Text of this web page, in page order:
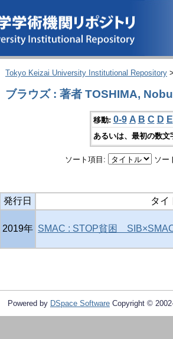
Tokyo Keizai University Institutional Repository
ブラウズ : 著者 TOSHIMA,
移動: 0-9 A B C D E
あるいは、最初の数
ソート項目: ソー
発行日 タイ
2019年 SMAC : STOP貧困
Powered by DSpace Software Copyright ©